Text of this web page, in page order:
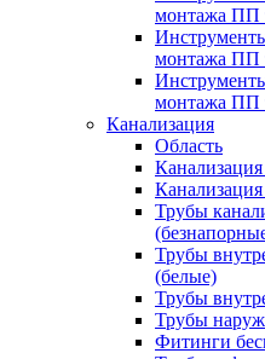
монтажа ПП
монтажа ПП
монтажа ПП
Канализация
Область
Канализация
Трубы
Трубы
(белые)
Трубы
Трубы
Фитинги